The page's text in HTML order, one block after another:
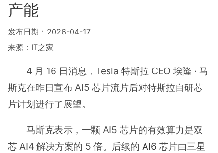
产能
发布日期：2026-04-17
来源：IT之家
4 月 16 日消息，Tesla特斯拉 CEO 埃隆 · 马
斯克在昨日宣布 AI5 芯片流片后对特斯拉自研芯
片计划进行了展望。
马斯克表示，一颗 AI5 芯片的有效算力是双
芯 AI4 解决方案的 5 倍。后续的 AI6 芯片由三星